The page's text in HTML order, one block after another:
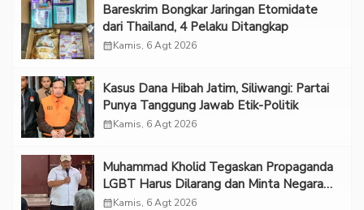
Bareskrim Bongkar Jaringan Etomidate
dari Thailand, 4 Pelaku Ditangkap
calendar_monthKamis, 6 Agt 2026
Kasus Dana Hibah Jatim, Siliwangi: Partai
Punya Tanggung Jawab Etik-Politik
calendar_monthKamis, 6 Agt 2026
Muhammad Kholid Tegaskan Propaganda
LGBT Harus Dilarang dan Minta Negara
Melindungi Korban
calendar_monthKamis, 6 Agt 2026